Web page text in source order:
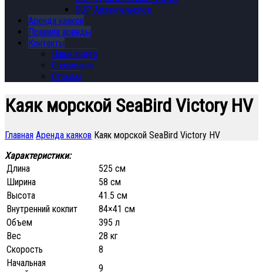
SUP Архангельское
Аренда каяков
Правила аренды
Контакты
Наши видео
О компании
Отзывы
Каяк морской SeaBird Victory HV
Главная Аренда каяков Каяк морской SeaBird Victory HV
Характеристики:
Длина
525 см
Ширина
58 см
Высота
41.5 см
Внутренний кокпит
84×41 см
Объем
395 л
Вес
28 кг
Скорость
8
Начальная
9